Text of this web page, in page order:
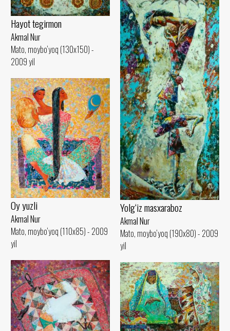
Hayot tegirmon
Akmal Nur
Mato, moybo‘yoq (130x150) -
2009 yil
Yolg‘iz masxaraboz
Akmal Nur
Mato, moybo‘yoq (190x80) - 2009
yil
Oy yuzli
Akmal Nur
Mato, moybo‘yoq (110x85) - 2009
yil